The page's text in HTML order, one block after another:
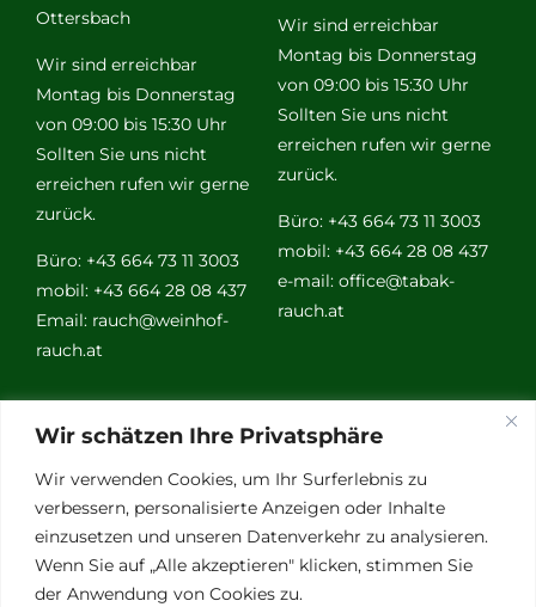
Wir schätzen Ihre Privatsphäre
Wir verwenden Cookies, um Ihr Surferlebnis zu
verbessern, personalisierte Anzeigen oder Inhalte
einzusetzen und unseren Datenverkehr zu analysieren.
Wenn Sie auf „Alle akzeptieren" klicken, stimmen Sie
der Anwendung von Cookies zu.
Ottersbach
Wir sind erreichbar
Montag bis Donnerstag
von 09:00 bis 15:30 Uhr
Sollten Sie uns nicht
erreichen rufen wir gerne
zurück.
Büro: +43 664 73 11 3003
mobil: +43 664 28 08 437
Email: rauch@weinhof-
rauch.at
Wir sind erreichbar
Montag bis Donnerstag
von 09:00 bis 15:30 Uhr
Sollten Sie uns nicht
erreichen rufen wir gerne
zurück.
Büro: +43 664 73 11 3003
mobil: +43 664 28 08 437
e-mail: office@tabak-
rauch.at
Weitere
Links
Vino Vitalis
Ottersbachtal
Partnerbetriebe